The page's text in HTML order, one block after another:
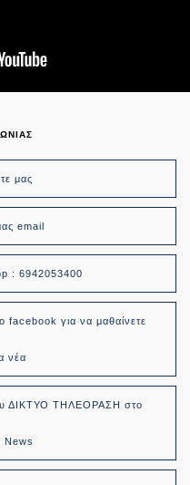
μας
email
: 6942053400
facebook για να μαθαίνετε
νέα
ΔΙΚΤΥΟ ΤΗΛΕΟΡΑΣΗ στο
News